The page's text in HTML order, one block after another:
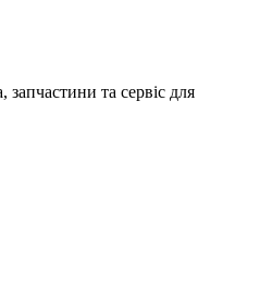
запчастини та сервіс для